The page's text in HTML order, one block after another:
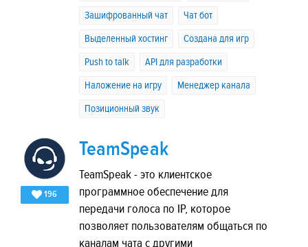
Зашифрованный чат
Чат бот
Выделенный хостинг
Создана для игр
Push to talk
API для разработки
Наложение на игру
Менеджер канала
Позиционный звук
196
TeamSpeak
TeamSpeak - это клиентское
программное обеспечение для
передачи голоса по IP, которое
позволяет пользователям общаться по
каналам чата с другими